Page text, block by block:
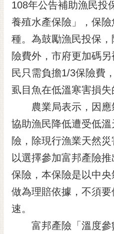
市政資訊
市民互動
黃
偉
哲
光
花
桐
花
祭
網
108年公告補助漁民投
養殖水產保險」，保
種。為鼓勵漁民投保
險費外，市府更加碼
民只需負擔1/3保險費
虱目魚在低溫寒害損失
農業局表示，因應
協助漁民降低遭受低
險，除現行漁業天然
以選擇參加富邦產險
保險，本保險是以中
做為理賠依據，不須
速。
富邦產險「溫度參